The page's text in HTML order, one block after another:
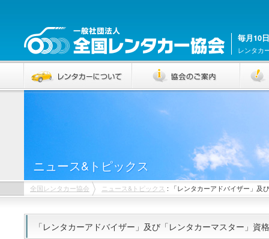
毎月10
レンタカ
ニュース&トピックス
全国レンタカー協会 ニュース&トピックス : 「レンタカーアドバイザー」及
「レンタカーアドバイザー」及び「レンタカーマスター」